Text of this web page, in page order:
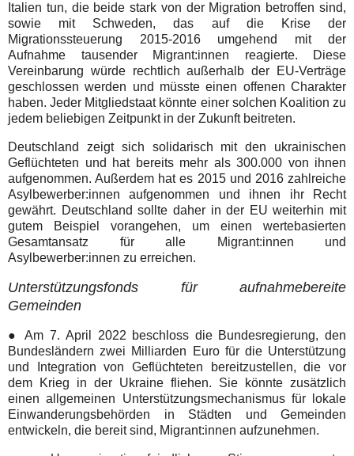
Italien tun, die beide stark von der Migration betroffen sind,
sowie mit Schweden, das auf die Krise der
Migrationssteuerung 2015-2016 umgehend mit der
Aufnahme tausender Migrant:innen reagierte. Diese
Vereinbarung würde rechtlich außerhalb der EU-Verträge
geschlossen werden und müsste einen offenen Charakter
haben. Jeder Mitgliedstaat könnte einer solchen Koalition zu
jedem beliebigen Zeitpunkt in der Zukunft beitreten.
Deutschland zeigt sich solidarisch mit den ukrainischen
Geflüchteten und hat bereits mehr als 300.000 von ihnen
aufgenommen. Außerdem hat es 2015 und 2016 zahlreiche
Asylbewerber:innen aufgenommen und ihnen ihr Recht
gewährt. Deutschland sollte daher in der EU weiterhin mit
gutem Beispiel vorangehen, um einen wertebasierten
Gesamtansatz für alle Migrant:innen und
Asylbewerber:innen zu erreichen.
Unterstützungsfonds für aufnahmebereite
Gemeinden
● Am 7. April 2022 beschloss die Bundesregierung, den
Bundesländern zwei Milliarden Euro für die Unterstützung
und Integration von Geflüchteten bereitzustellen, die vor
dem Krieg in der Ukraine fliehen. Sie könnte zusätzlich
einen allgemeinen Unterstützungsmechanismus für lokale
Einwanderungsbehörden in Städten und Gemeinden
entwickeln, die bereit sind, Migrant:innen aufzunehmen.